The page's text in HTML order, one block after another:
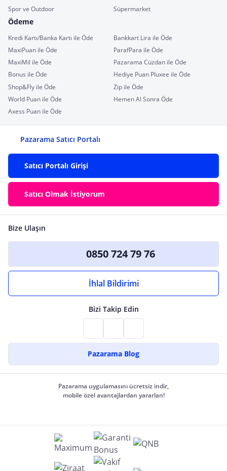
Spor ve Outdoor
Süpermarket
Ödeme
Kredi Kartı/Banka Kartı ile Öde
Bankkart Lira ile Öde
MaxiPuan ile Öde
ParafPara ile Öde
MaxiMil ile Öde
Pazarama Cüzdan ile Öde
Bonus ile Öde
Hediye Puan Pluxee ile Öde
Shop&Fly ile Öde
Zip ile Öde
World Puan ile Öde
Hemen Al Sonra Öde
Axess Puan ile Öde
Pazarama Satıcı Portalı
Satıcı Portalı Girişi
Satıcı Olmak İstiyorum
Bize Ulaşın
0850 724 79 76
İhlal Bildirimi
Bizi Takip Edin
Pazarama Blog
Pazarama uygulamasını ücretsiz indir,
mobile özel avantajlardan yararlan!